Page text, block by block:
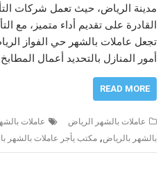
مدينة الرياض، حيث تعمل شركات
القادرة على تقديم أداء متميز، مع
تجعل عاملات بالشهر حي الفواز
أمور المنازل بالتحديد أعمال
READ MORE
عاملات بالشهر الرياض عاملات
بالشهر بالرياض,مكتب يأجر عاملات بالشهر